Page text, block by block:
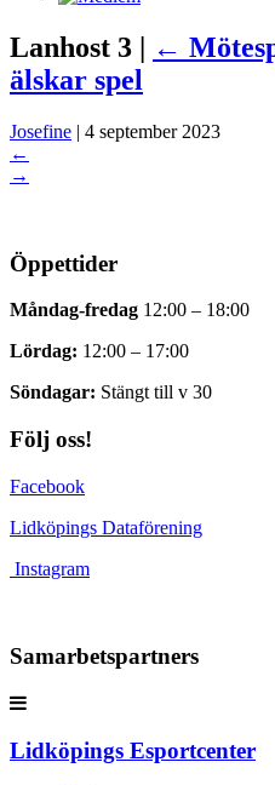
Lanhost 3 | ←
älskar spel
Josefine | 4 september 2023
←
→
Öppettider
Måndag-fredag 12:00 – 18:00
Lördag: 12:00 – 17:00
Söndagar: Stängt till v 30
Följ oss!
Facebook
Lidköpings Dataförening
Instagram
Samarbetspartners
Lidköpings Esportcenter